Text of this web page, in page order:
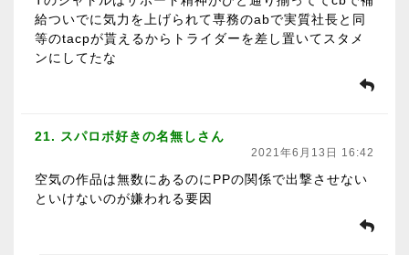
給ついでに気力を上げられて専務のabで実質社長と同
等のtacpが貰えるからトライダーを差し置いてスタメ
ンにしてたな
21. スパロボ好きの名無しさん
2021年6月13日 16:42
空気の作品は無数にあるのにPPの関係で出撃させない
といけないのが嫌われる要因